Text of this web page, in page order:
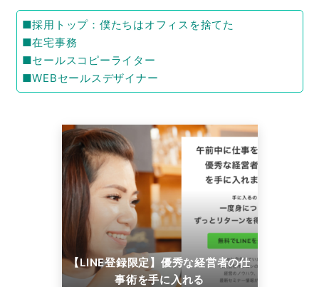
■採用トップ：僕たちはオフィスを捨てた
■在宅事務
■セールスコピーライター
■WEBセールスデザイナー
【LINE登録限定】優秀な経営者の仕
事術を手に入れる